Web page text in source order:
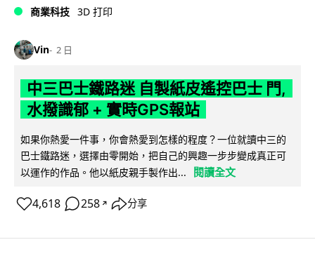
商業科技 3D 打印
Vin 2 日
中三巴士鐵路迷 自製紙皮遙控巴士 門,
水撥識郁 + 實時GPS報站
如果你熱愛一件事，你會熱愛到怎樣的程度？一位就讀中三的
巴士鐵路迷，選擇由零開始，把自己的興趣一步步變成真正可
以運作的作品。他以紙皮親手製作出...
閱讀全文
4,618 258 ↗ 分享